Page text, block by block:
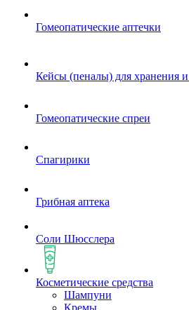
Гомеопатические аптечки
Кейсы (пеналы) для хранения
Гомеопатические спреи
Спагирики
Грибная аптека
Соли Шюсслера
Косметические средства
Шампуни
Кремы